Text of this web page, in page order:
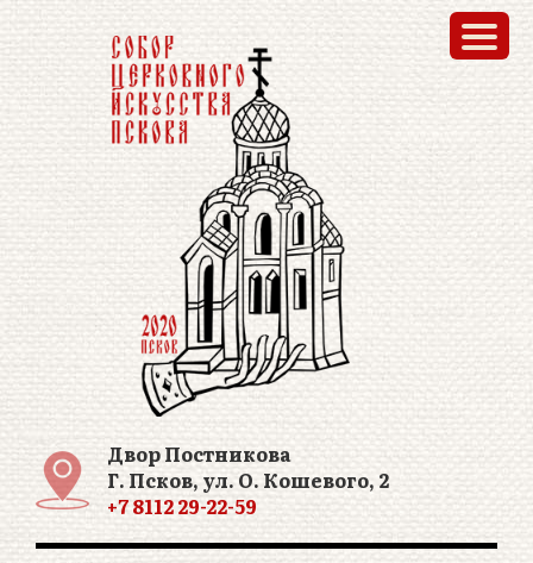
Двор Постникова
Г. Псков, ул. О. Кошевого, 2
+7 8112 29-22-59